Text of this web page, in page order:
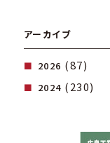
アーカイブ
2026 (87)
2024 (230)